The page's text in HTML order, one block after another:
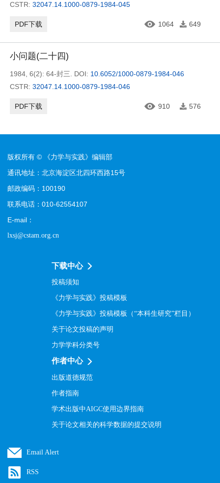
CSTR: 32047.14.1000-0879-1984-045
PDF下载 1064 649
小问题(二十四)
1984, 6(2): 64-封三. DOI: 10.6052/1000-0879-1984-046
CSTR: 32047.14.1000-0879-1984-046
PDF下载 910 576
版权所有 © 《力学与实践》编辑部
通讯地址：北京海淀区北四环西路15号
邮政编码：100190
联系电话：010-62554107
E-mail：
lxsj@cstam.org.cn
下载中心
投稿须知
《力学与实践》投稿模板
《力学与实践》投稿模板（“本科生研究”栏目）
关于论文投稿的声明
力学学科分类号
作者中心
出版道德规范
作者指南
学术出版中AIGC使用边界指南
关于论文相关的科学数据的提交说明
Email Alert
RSS